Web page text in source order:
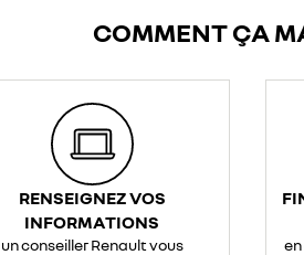
COMMENT ÇA
RENSEIGNEZ VOS
INFORMATIONS
un conseiller Renault vous